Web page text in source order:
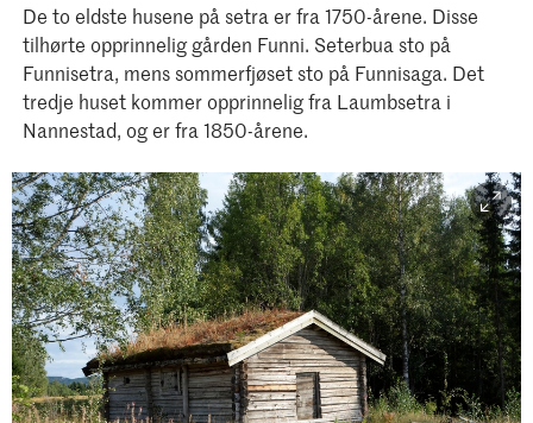
De to eldste husene på setra er fra 1750-årene. Disse
tilhørte opprinnelig gården Funni. Seterbua sto på
Funnisetra, mens sommerfjøset sto på Funnisaga. Det
tredje huset kommer opprinnelig fra Laumbsetra i
Nannestad, og er fra 1850-årene.